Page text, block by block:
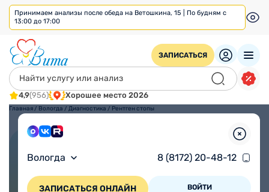
Принимаем анализы после обеда на Ветошкина, 15 | По будням с
13:00 до 17:00
ЗАПИСАТЬСЯ
4,9(956) Хорошее место 2026
Вологда 8 (8172) 20-48-12
ЗАПИСАТЬСЯ ОНЛАЙН ВОЙТИ
Главная / Вологда / Диагностика / Рентген стопы